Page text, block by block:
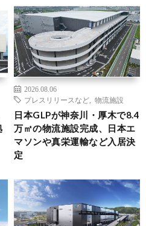
2026.08.06
プレスリリースなど
物流施設
日本GLPが神奈川・厚木で8.4
万㎡の物流施設完成、日本エ
マソンや真栄運輸など入居決
定